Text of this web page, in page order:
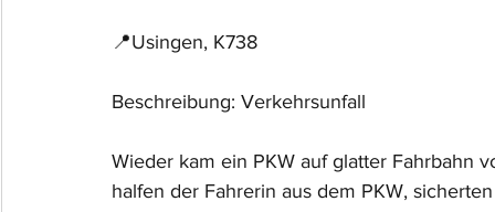
📍Usingen, K738
Beschreibung: Verkehrsunfall
Wieder kam ein PKW auf glatter Fahrbahn
halfen der Fahrerin aus dem PKW,